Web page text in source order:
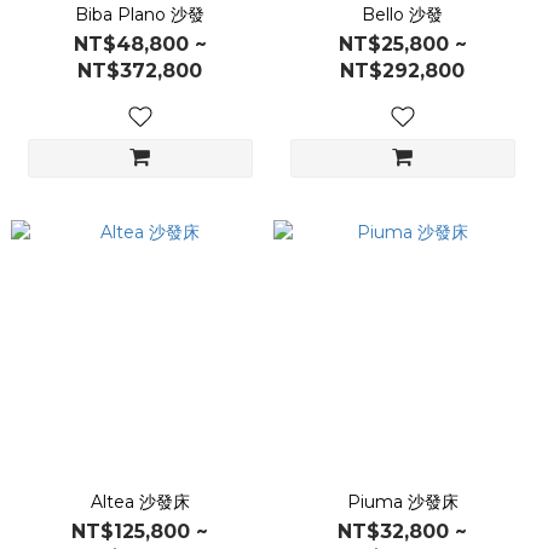
Biba Plano 沙發
NT$48,800 ~
NT$372,800
Bello 沙發
NT$25,800 ~
NT$292,800
Altea 沙發床
NT$125,800 ~
Piuma 沙發床
NT$32,800 ~